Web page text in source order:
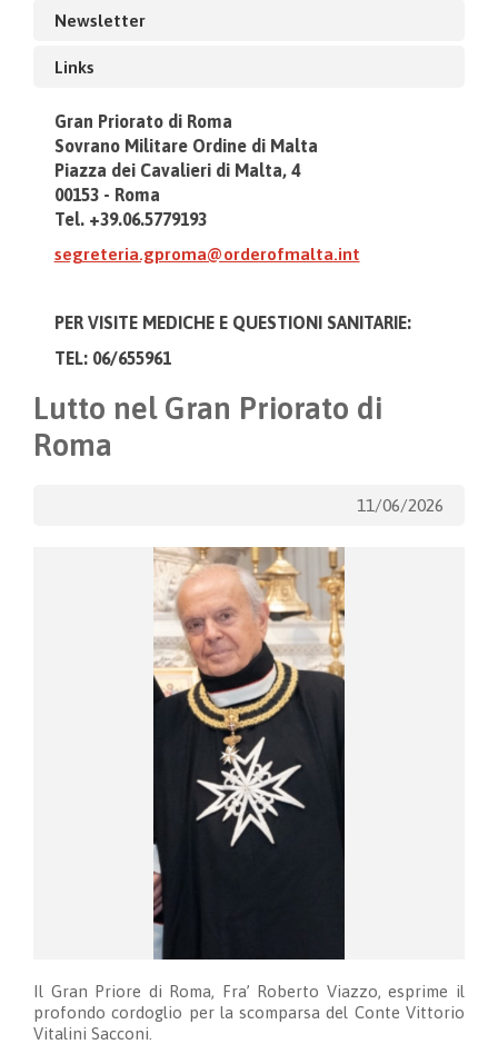
Newsletter
Links
Gran Priorato di Roma
Sovrano Militare Ordine di Malta
Piazza dei Cavalieri di Malta, 4
00153 - Roma
Tel. +39.06.5779193
segreteria.gproma@orderofmalta.int
PER VISITE MEDICHE E QUESTIONI SANITARIE:
TEL: 06/655961
Lutto nel Gran Priorato di
Roma
11/06/2026
Il Gran Priore di Roma, Fra’ Roberto Viazzo, esprime il
profondo cordoglio per la scomparsa del Conte Vittorio
Vitalini Sacconi.